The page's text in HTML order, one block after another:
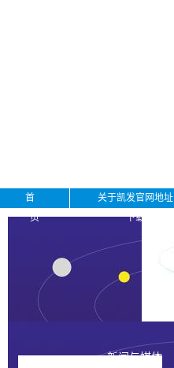
首
页
关于凯发官网地址
下载
新闻与媒体